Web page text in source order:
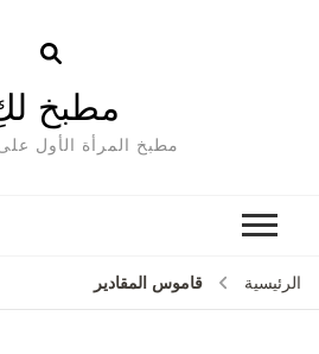
مطبخ
مطبخ المرأة الأول
الرئيسية قاموس المقادير